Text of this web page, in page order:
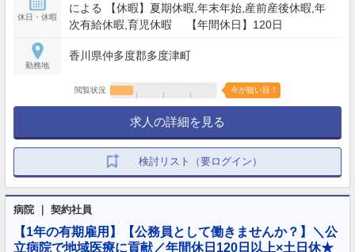
休日・休暇
による 【休暇】夏期休暇,年末年始,産前産後休暇,年
次有給休暇,育児休暇 【年間休日】120日
勤務地
香川県仲多度郡多度津町
閲覧状況 今が狙い目！
求人の詳細を見る
検討リスト（要ログイン）
病院 ｜ 契約社員
【1年の有期雇用】【公務員として働きませんか？】＼公
立病院で地域医療に貢献／年間休日120日以上×土日休★